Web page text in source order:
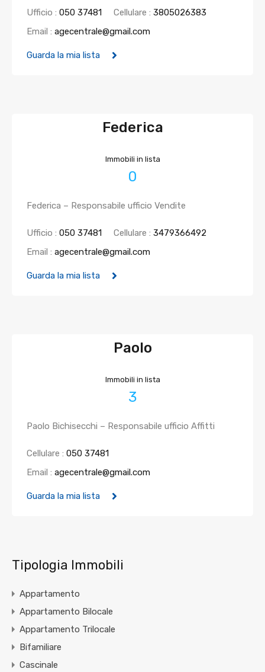
Ufficio : 050 37481 Cellulare : 3805026383
Email : agecentrale@gmail.com
Guarda la mia lista
Federica
Immobili in lista
0
Federica – Responsabile ufficio Vendite
Ufficio : 050 37481 Cellulare : 3479366492
Email : agecentrale@gmail.com
Guarda la mia lista
Paolo
Immobili in lista
3
Paolo Bichisecchi – Responsabile ufficio Affitti
Cellulare : 050 37481
Email : agecentrale@gmail.com
Guarda la mia lista
Tipologia Immobili
Appartamento
Appartamento Bilocale
Appartamento Trilocale
Bifamiliare
Cascinale